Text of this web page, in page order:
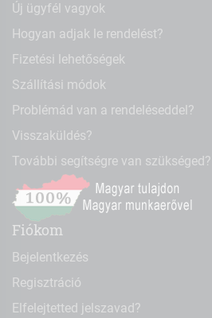
Új ügyfél vagyok
Hogyan adjak le rendelést?
Fizetési lehetőségek
Szállítási módok
Problémád van a rendeléseddel?
Visszaküldés?
További segítségre van szükséged?
Fiókom
Bejelentkezés
Regisztráció
Elfelejtetted jelszavad?